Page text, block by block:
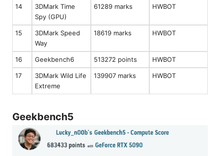
14
3DMark Time
Spy (GPU)
61289 marks HWBOT
15
3DMark Speed
Way
18619 marks HWBOT
16 Geekbench6 513272 points HWBOT
17
3DMark Wild Life
Extreme
139907 marks HWBOT
Geekbench5